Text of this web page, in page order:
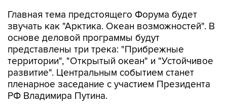
Главная тема предстоящего Форума будет
звучать как "Арктика. Океан возможностей". В
основе деловой программы будут
представлены три трека: "Прибрежные
территории", "Открытый океан" и "Устойчивое
развитие". Центральным событием станет
пленарное заседание с участием Президента
РФ Владимира Путина.